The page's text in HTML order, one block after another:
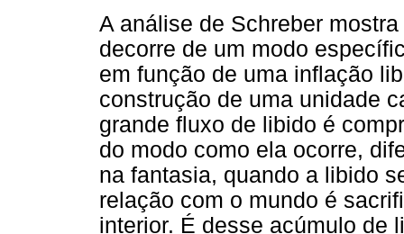
A análise de Schreber
decorre de um modo
em função de uma inflação
construção de uma unidade
grande fluxo de libido é
do modo como ela ocorre,
na fantasia, quando a libido
relação com o mundo é
interior. É desse acúmulo de